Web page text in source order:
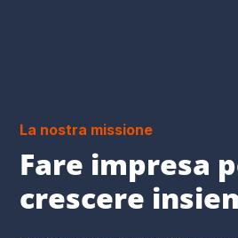
La nostra missione
Fare impresa
crescere